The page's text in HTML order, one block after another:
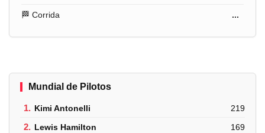
🏁 Corrida ...
Mundial de Pilotos
1. Kimi Antonelli 219
2. Lewis Hamilton 169